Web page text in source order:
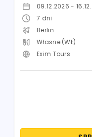
09.12.2026 -
7 dni
Berlin
Własne (WŁ)
Exim Tours